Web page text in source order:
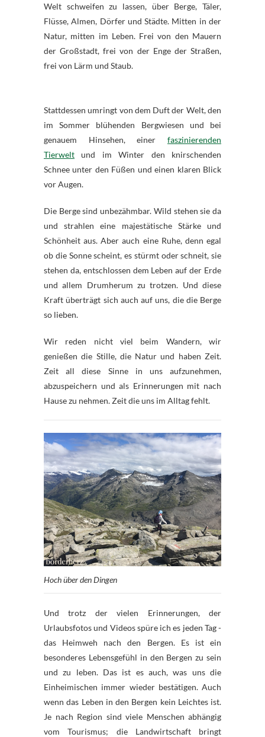
Welt schweifen zu lassen, über Berge, Täler,
Flüsse, Almen, Dörfer und Städte. Mitten in der
Natur, mitten im Leben. Frei von den Mauern
der Großstadt, frei von der Enge der Straßen,
frei von Lärm und Staub.
Stattdessen umringt von dem Duft der Welt, den
im Sommer blühenden Bergwiesen und bei
genauem Hinsehen, einer faszinierenden
Tierwelt und im Winter den knirschenden
Schnee unter den Füßen und einen klaren Blick
vor Augen.
Die Berge sind unbezähmbar. Wild stehen sie da
und strahlen eine majestätische Stärke und
Schönheit aus. Aber auch eine Ruhe, denn egal
ob die Sonne scheint, es stürmt oder schneit, sie
stehen da, entschlossen dem Leben auf der Erde
und allem Drumherum zu trotzen. Und diese
Kraft überträgt sich auch auf uns, die die Berge
so lieben.
Wir reden nicht viel beim Wandern, wir
genießen die Stille, die Natur und haben Zeit.
Zeit all diese Sinne in uns aufzunehmen,
abzuspeichern und als Erinnerungen mit nach
Hause zu nehmen. Zeit die uns im Alltag fehlt.
Hoch über den Dingen
Und trotz der vielen Erinnerungen, der
Urlaubsfotos und Videos spüre ich es jeden Tag -
das Heimweh nach den Bergen. Es ist ein
besonderes Lebensgefühl in den Bergen zu sein
und zu leben. Das ist es auch, was uns die
Einheimischen immer wieder bestätigen. Auch
wenn das Leben in den Bergen kein Leichtes ist.
Je nach Region sind viele Menschen abhängig
vom Tourismus; die Landwirtschaft bringt